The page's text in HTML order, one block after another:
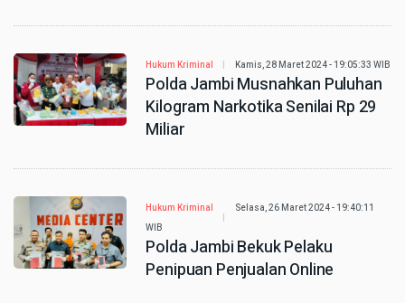
Hukum Kriminal Kamis, 28 Maret 2024 - 19:05:33 WIB
Polda Jambi Musnahkan Puluhan
Kilogram Narkotika Senilai Rp 29
Miliar
Hukum Kriminal
Selasa, 26 Maret 2024 - 19:40:11
WIB
Polda Jambi Bekuk Pelaku
Penipuan Penjualan Online